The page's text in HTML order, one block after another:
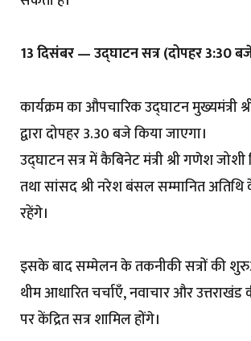
13 दिसंबर — उद्घाटन सत्र (दोपहर 3:30
कार्यक्रम का औपचारिक उद्घाटन मुख्यमंत्री
द्वारा दोपहर 3.30 बजे किया जाएगा।
उद्घाटन सत्र में कैबिनेट मंत्री श्री गणेश जोशी
तथा सांसद श्री नरेश बंसल सम्मानित
रहेंगे।
इसके बाद सम्मेलन के तकनीकी सत्रों की
थीम आधारित चर्चाएँ, नवाचार और उत्तराखंड
पर केंद्रित सत्र शामिल होंगे।